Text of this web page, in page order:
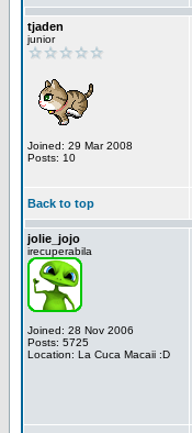
tjaden
junior
Joined: 29 Mar 2008
Posts: 10
Back to top
jolie_jojo
irecuperabila
Joined: 28 Nov 2006
Posts: 5725
Location: La Cuca Macaii :D